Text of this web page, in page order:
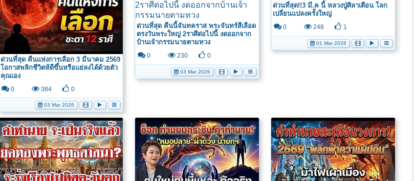
ด่วนที่สุด คืนแห่งการเลือก 3 มีนาคม 2569
โอกาสพลิกชีวิตห้ดีขึ้นหรือแย่ลงได้ด้วยตัว
คุณเอง
0 384 0
03 Mar 2026
ด่วนที่สุด คืนนี้จันทคราส พระจันทร์สีเลือด
ตรงวันพระใหญ่ 2ราศีต่อไปนี้ งดออกจาก
บ้านเจ้ากรรมนายตามทวง
0 230 0
03 Mar 2026
ด่วนที่สุด!!3 มี.ค นี้ หลวงปู่ศิลาเตือน โลก
เปลี่ยนแปลงครั้งใหญ่
0 248 1
01 Mar 2026